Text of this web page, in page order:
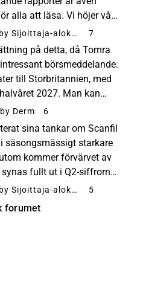
alla att läsa. Vi höjer vår
12,50 euro (tidigare
av något högre
by Sijoittaja-alokas 7
på detta, då Tomra
börsmeddelande.
till Storbritannien, med
2027. Man kan
att använda sig av
Appointed majority
by Derm 6
sina tankar om Scanfil
säsongsmässigt starkare
kommer förvärvet av
fullt ut i Q2-siffrorna.
att upprepa sin
by Sijoittaja-alokas 5
forumet